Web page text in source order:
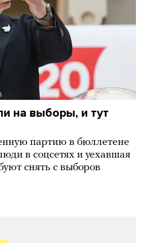
на выборы, и тут
партию в бюллетене
в соцсетях и уехавшая
снять с выборов